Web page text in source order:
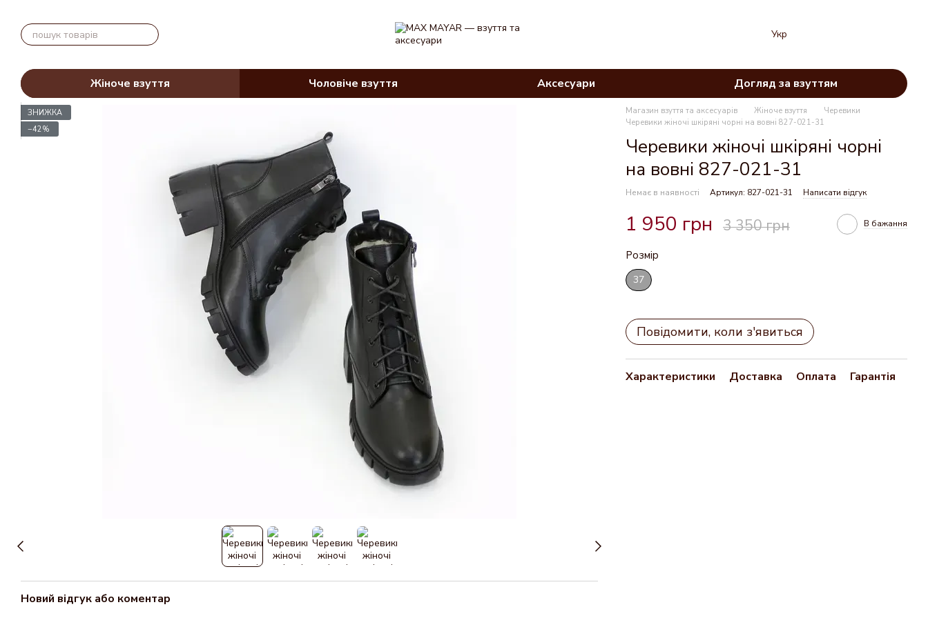
Укр
Жіноче взуття Чоловіче взуття Аксесуари Догляд за взуттям
ЗНИЖКА
−42%
Новий відгук або коментар
Магазин взуття та аксесуарів Жіноче взуття
Черевики
Черевики жіночі шкіряні чорні на вовні 827-021-31
Черевики жіночі шкіряні чорні
на вовні 827-021-31
Немає в наявності Артикул: 827-021-31 Написати відгук
1 950 грн 3 350 грн В бажання
Розмір
37
Повідомити, коли з'явиться
Характеристики Доставка Оплата Гарантія